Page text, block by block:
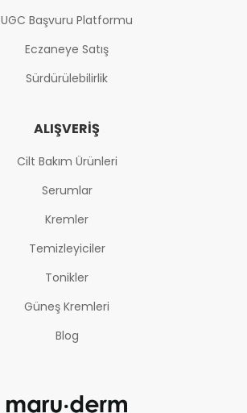
UGC Başvuru Platformu
Eczaneye Satış
Sürdürülebilirlik
ALIŞVERIŞ
Cilt Bakım Ürünleri
Serumlar
Kremler
Temizleyiciler
Tonikler
Güneş Kremleri
Blog